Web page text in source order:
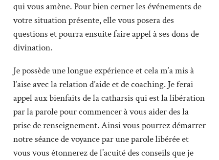
qui vous amène. Pour bien cerner les événements de
votre situation présente, elle vous posera des
questions et pourra ensuite faire appel à ses dons de
divination.
Je possède une longue expérience et cela m’a mis à
l’aise avec la relation d’aide et de coaching. Je ferai
appel aux bienfaits de la catharsis qui est la libération
par la parole pour commencer à vous aider des la
prise de renseignement. Ainsi vous pourrez démarrer
notre séance de voyance par une parole libérée et
vous vous étonnerez de l’acuité des conseils que je